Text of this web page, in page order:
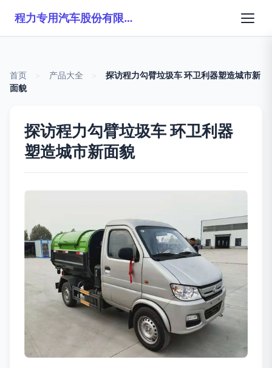
程力专用汽车股份有限公司销售二十六分公司
首页 产品大全
探访程力勾臂垃圾车 环卫利器塑造城市新
面貌
探访程力勾臂垃圾车 环卫利器
塑造城市新面貌